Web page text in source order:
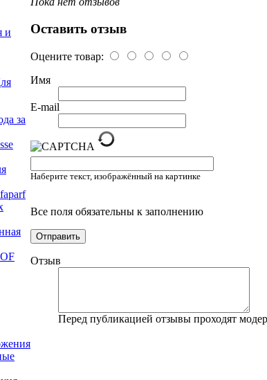
и
за
Оставить отзыв
Оцените товар:
Имя
E-mail
Наберите текст, изображённый на картинке
Все поля обязательны к заполнению
Отзыв
Перед публикацией отзывы проходят